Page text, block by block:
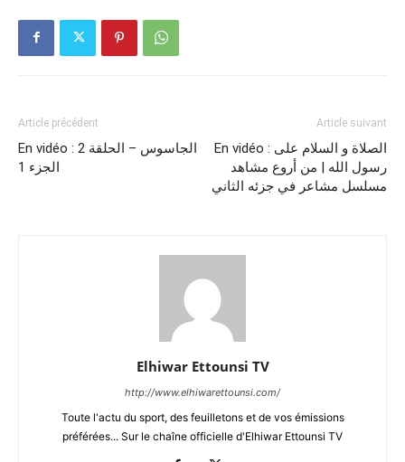
Article précédent
En vidéo : الجاسوس – الحلقة 2
الجزء 1
Article suivant
En vidéo : الصلاة و السلام على
رسول الله | من أروع مشاهد
مسلسل مشاعر في جزئه الثاني
Elhiwar Ettounsi TV
http://www.elhiwarettounsi.com/
Toute l'actu du sport, des feuilletons et de vos émissions
préférées... Sur le chaîne officielle d'Elhiwar Ettounsi TV